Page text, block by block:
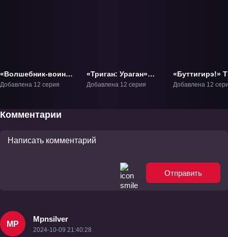
«Волшебник-воин
Орфен 4» ТВ-4
Добавлена 12 серия
«Триган: Ураган»
ТВ-1
Добавлена 12 серия
«Буттигирэ!»
Добавлена 12
Комментарии
Отправить
MP
Mpnsilver
2024-10-09 21:40:28